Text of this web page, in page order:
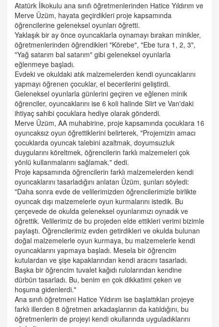
Atatürk İlkokulu ana sınıfı öğretmenlerinden Hatice Yıldırım ve
Merve Üzüm, hayata geçirdikleri proje kapsamında
öğrencilerine geleneksel oyunları öğretti.
Yaklaşık bir ay önce oyuncaklarla oynamayı bırakan minikler,
öğretmenlerinden öğrendikleri "Körebe", "Ebe tura 1, 2, 3",
"Yağ satarım bal satarım" gibi geleneksel oyunlarla
eğlenmeye başladı.
Evdeki ve okuldaki atık malzemelerden kendi oyuncaklarını
yapmayı öğrenen çocuklar, el becerilerini geliştirdi.
Geleneksel oyunlarla günlerini geçiren ve eğlenen minik
öğrenciler, oyuncaklarını ise 6 koli halinde Siirt ve Van'daki
ihtiyaç sahibi çocuklara hediye olarak gönderdi.
Merve Üzüm, AA muhabirine, proje kapsamında çocuklara 16
oyuncaksız oyun öğrettiklerini belirterek, "Projemizin amacı
çocuklarda oyuncak talebini azaltmak, doyumsuzluk
duygularını köreltmek, öğrencilerin farklı malzemeleri çok
yönlü kullanmalarını sağlamak." dedi.
Proje kapsamında öğrencilerin farklı malzemelerden kendi
oyuncaklarını tasarladığını anlatan Üzüm, şunları söyledi:
"Daha sonra evde de velilerimizden öğrencilerimizle birlikte
oyuncak dışı malzemelerle oyun kurmalarını istedik. Bu
çerçevede de okulda geleneksel oyunlarımızı oynadık ve
öğrettik. Velilerimiz de bu projeden elde ettikleri verimi bizimle
paylaştı. Öğrencilerimiz evden getirdikleri ve okulda bulunan
doğal malzemelerle oyun kurmaya, bu malzemelerle kendi
oyuncaklarını yapmaya başladı. Mesela bir öğrencim
kutulardan ve şişe kapaklarından kendi aracını tasarladı.
Başka bir öğrencim tuvalet kağıdı rulolarından kendine
dürbün tasarladı. Bu, benim en çok dikkatimi çeken ve
hoşuma gidenlerdi."
Ana sınıfı öğretmeni Hatice Yıldırım ise başlattıkları projeye
farklı illerden 8 öğretmen arkadaşlarının da katıldığını, bu
öğretmenlerin de projeyi kendi okullarında uyguladıklarını